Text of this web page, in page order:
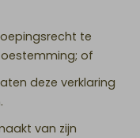
te
of
deze verklaring
van zijn